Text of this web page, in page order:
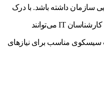
سازمان داشته باشد. با درک
درست و کامل از نامگذاری محصولات، کارشناسان IT می‌توانند
سیسکوی مناسب برای نیازهای